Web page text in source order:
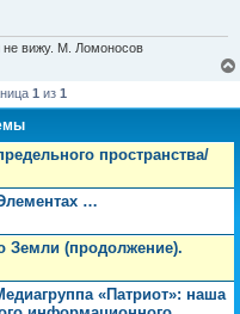
не вижу. М. Ломоносов
1 из 1
пространства/
…
Земли (продолжение).
«Патриот»: наша